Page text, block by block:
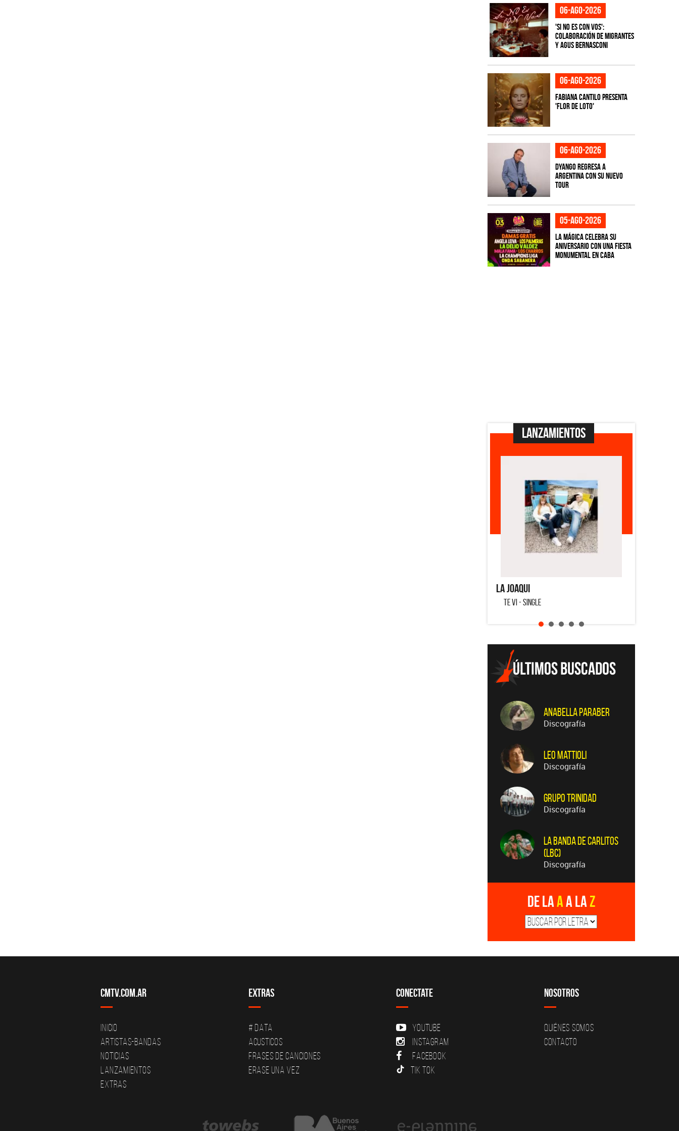
06-ago-2026
'Si No Es Con Vos':
colaboración de Migrantes
y Agus Bernasconi
06-ago-2026
Fabiana Cantilo presenta
'Flor de Loto'
06-ago-2026
Dyango regresa a
Argentina con su nuevo
tour
05-ago-2026
La Mágica celebra su
aniversario con una fiesta
monumental en CABA
Lanzamientos
Anabella Paraber
Discografía
Leo Mattioli
Discografía
Grupo Trinidad
Discografía
La Banda de Carlitos
(LBC)
Discografía
De laAa laZ
CMTV.com.ar
Inicio
Artistas-Bandas
Noticias
Lanzamientos
Extras
Extras
# DATA
Acusticos
Frases de canciones
Erase una vez
Conectate
YouTube
Instagram
Facebook
Tik Tok
Nosotros
Quiénes Somos
Contacto